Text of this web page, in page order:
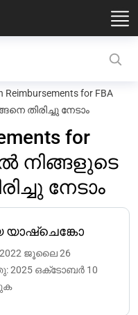
Reimbursements for FBA
തിരിച്ചു നേടാം
for
ൽ നിങ്ങളുടെ
നേടാം
യാഷ്ചെങ്കോ
2022 ജൂലൈ 26
2025 ഒക്‌ടോബർ 10